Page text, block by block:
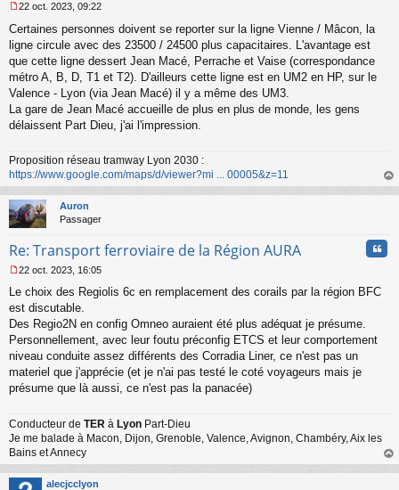
e
s
s
a
g
e
n
o
u
22 oct. 2023, 09:22
Certaines personnes doivent se reporter sur la ligne Vienne / Mâcon, la
ligne circule avec des 23500 / 24500 plus capacitaires. L'avantage est
que cette ligne dessert Jean Macé, Perrache et Vaise (correspondance
métro A, B, D, T1 et T2). D'ailleurs cette ligne est en UM2 en HP, sur le
Valence - Lyon (via Jean Macé) il y a même des UM3.
La gare de Jean Macé accueille de plus en plus de monde, les gens
délaissent Part Dieu, j'ai l'impression.
Proposition réseau tramway Lyon 2030 :
https://www.google.com/maps/d/viewer?mi ... 00005&z=11
au
Auron
Passager
Re: Transport ferroviaire de la Région AURA
e
s
s
g
e
n
o
u
22 oct. 2023, 16:05
Le choix des Regiolis 6c en remplacement des corails par la région BFC
est discutable.
Des Regio2N en config Omneo auraient été plus adéquat je présume.
Personnellement, avec leur foutu préconfig ETCS et leur comportement
niveau conduite assez différents des Corradia Liner, ce n'est pas un
materiel que j'apprécie (et je n'ai pas testé le coté voyageurs mais je
présume que là aussi, ce n'est pas la panacée)
Conducteur de TER à Lyon Part-Dieu
Je me balade à Macon, Dijon, Grenoble, Valence, Avignon, Chambéry, Aix les
Bains et Annecy
au
alecjcclyon